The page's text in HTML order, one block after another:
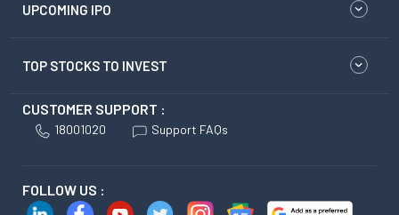
UPCOMING IPO
TOP STOCKS TO INVEST
CUSTOMER SUPPORT :
18001020 Support FAQs
FOLLOW US :